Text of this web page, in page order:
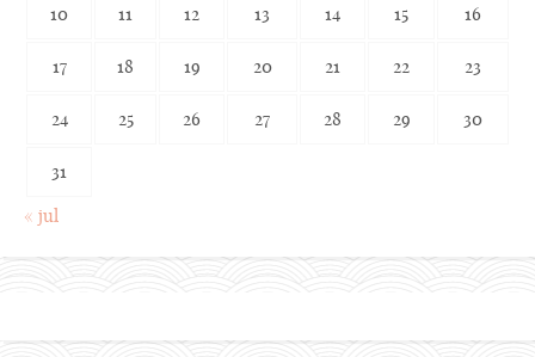
10 11 12 13 14 15 16
17 18 19 20 21 22 23
24 25 26 27 28 29 30
31
« jul